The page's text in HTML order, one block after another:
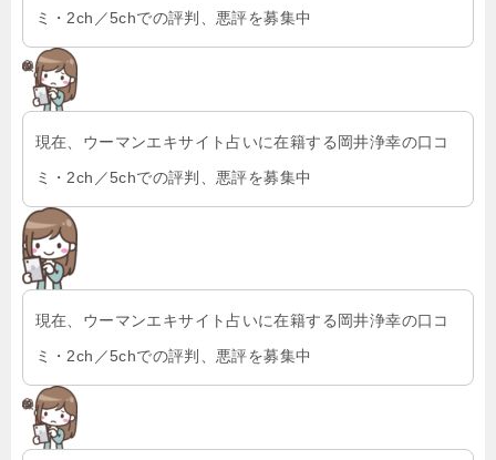
ミ・2ch／5chでの評判、悪評を募集中
現在、ウーマンエキサイト占いに在籍する岡井浄幸の口コ
ミ・2ch／5chでの評判、悪評を募集中
現在、ウーマンエキサイト占いに在籍する岡井浄幸の口コ
ミ・2ch／5chでの評判、悪評を募集中